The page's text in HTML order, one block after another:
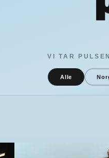
VI TAR
Alle